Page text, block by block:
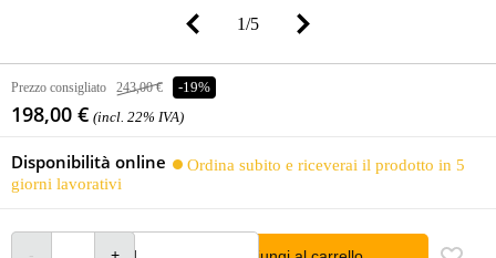
1/5
Prezzo consigliato 243,00 € -19%
198,00 € (incl. 22% IVA)
Disponibilità online
Ordina subito e riceverai il prodotto in 5
giorni lavorativi